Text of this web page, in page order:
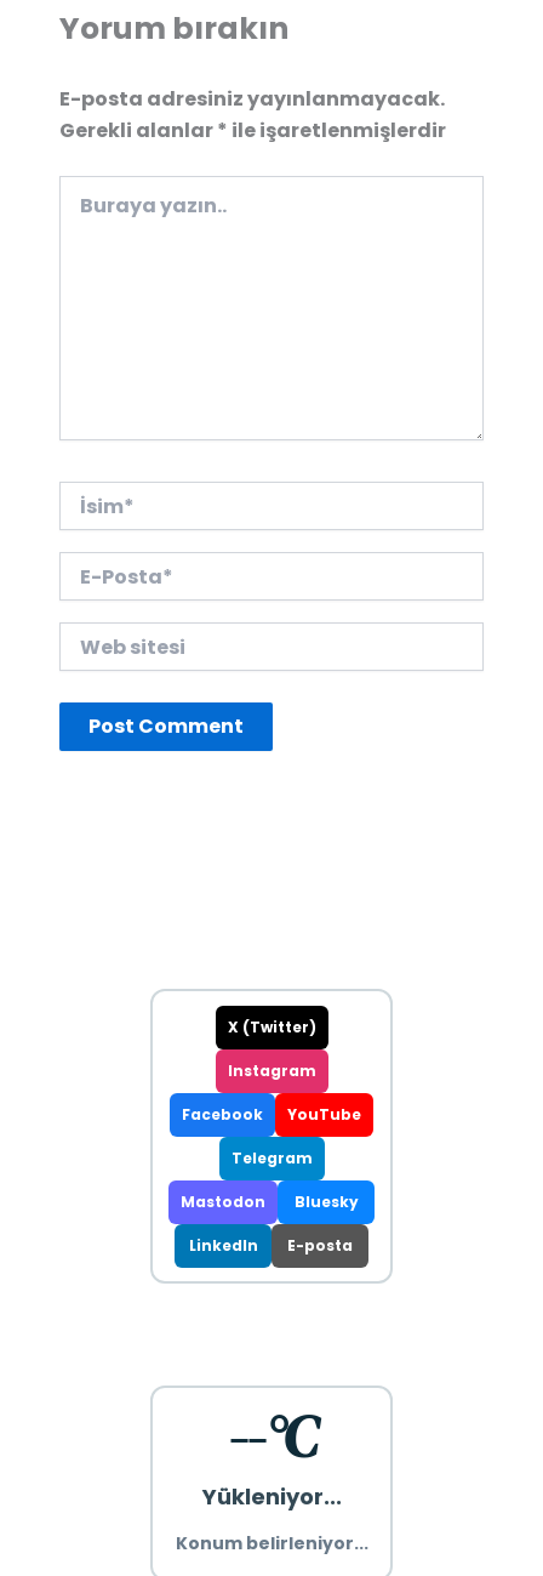
Yorum bırakın
E-posta adresiniz yayınlanmayacak.
Gerekli alanlar* ile işaretlenmişlerdir
yazın..
İsim*
Posta*
sitesi
X (Twitter)
Instagram
Facebook YouTube
Telegram
Mastodon Bluesky
LinkedIn E-posta
--°C
Yükleniyor...
Konum belirleniyor...